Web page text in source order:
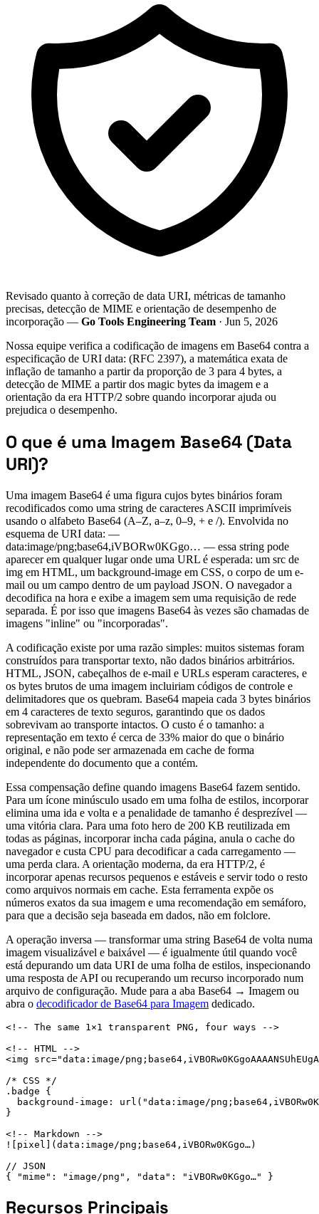
Revisado quanto à correção de data URI, métricas de tamanho
precisas, detecção de MIME e orientação de desempenho de
incorporação — Go Tools Engineering Team · Jun 5, 2026
Nossa equipe verifica a codificação de imagens em Base64 contra a
especificação de URI data: (RFC 2397), a matemática exata de
inflação de tamanho a partir da proporção de 3 para 4 bytes, a
detecção de MIME a partir dos magic bytes da imagem e a
orientação da era HTTP/2 sobre quando incorporar ajuda ou
prejudica o desempenho.
O que é uma Imagem Base64 (Data
URI)?
Uma imagem Base64 é uma figura cujos bytes binários foram
recodificados como uma string de caracteres ASCII imprimíveis
usando o alfabeto Base64 (A–Z, a–z, 0–9, + e /). Envolvida no
esquema de URI data: —
data:image/png;base64,iVBORw0KGgo… — essa string pode
aparecer em qualquer lugar onde uma URL é esperada: um src de
img em HTML, um background-image em CSS, o corpo de um e-
mail ou um campo dentro de um payload JSON. O navegador a
decodifica na hora e exibe a imagem sem uma requisição de rede
separada. É por isso que imagens Base64 às vezes são chamadas de
imagens "inline" ou "incorporadas".
A codificação existe por uma razão simples: muitos sistemas foram
construídos para transportar texto, não dados binários arbitrários.
HTML, JSON, cabeçalhos de e-mail e URLs esperam caracteres, e
os bytes brutos de uma imagem incluiriam códigos de controle e
delimitadores que os quebram. Base64 mapeia cada 3 bytes binários
em 4 caracteres de texto seguros, garantindo que os dados
sobrevivam ao transporte intactos. O custo é o tamanho: a
representação em texto é cerca de 33% maior do que o binário
original, e não pode ser armazenada em cache de forma
independente do documento que a contém.
Essa compensação define quando imagens Base64 fazem sentido.
Para um ícone minúsculo usado em uma folha de estilos, incorporar
elimina uma ida e volta e a penalidade de tamanho é desprezível —
uma vitória clara. Para uma foto hero de 200 KB reutilizada em
todas as páginas, incorporar incha cada página, anula o cache do
navegador e custa CPU para decodificar a cada carregamento —
uma perda clara. A orientação moderna, da era HTTP/2, é
incorporar apenas recursos pequenos e estáveis e servir todo o resto
como arquivos normais em cache. Esta ferramenta expõe os
números exatos da sua imagem e uma recomendação em semáforo,
para que a decisão seja baseada em dados, não em folclore.
A operação inversa — transformar uma string Base64 de volta numa
imagem visualizável e baixável — é igualmente útil quando você
está depurando um data URI de uma folha de estilos, inspecionando
uma resposta de API ou recuperando um recurso incorporado num
arquivo de configuração. Mude para a aba Base64 → Imagem ou
abra o decodificador de Base64 para Imagem dedicado.
<!-- The same 1×1 transparent PNG, four ways -->
<!-- HTML -->
<img src="data:image/
/* CSS */
.badge {
background-image: url("data:image/
}
<!-- Markdown -->
![pixel](data:image/png;base64,iVBORw0KGgo…)
// JSON
{ "mime": "image/png", "data": "iVBORw0KGgo…" }
Recursos Principais